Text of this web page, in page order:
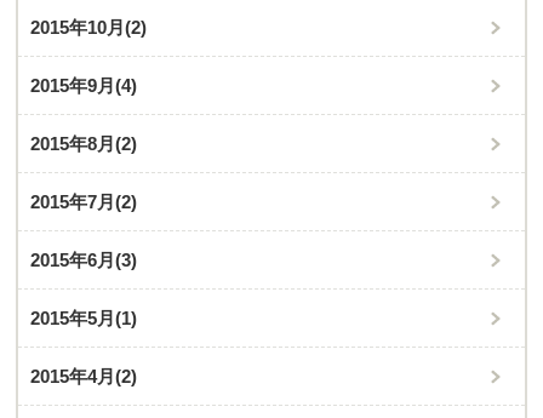
2015年10月(2)
2015年9月(4)
2015年8月(2)
2015年7月(2)
2015年6月(3)
2015年5月(1)
2015年4月(2)